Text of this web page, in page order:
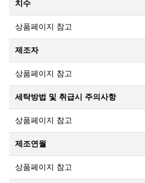
치수
상품페이지 참고
제조자
상품페이지 참고
세탁방법 및 취급시 주의사항
상품페이지 참고
제조연월
상품페이지 참고